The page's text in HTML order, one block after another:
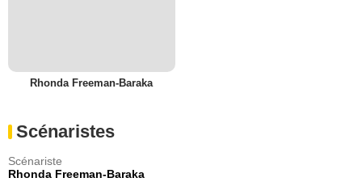
Rhonda Freeman-Baraka
Scénaristes
Scénariste
Rhonda Freeman-Baraka